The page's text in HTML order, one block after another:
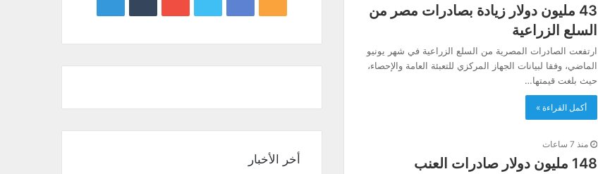
43 مليون دولار زيادة بصادرات مصر من
السلع الزراعية
ارتفعت الصادرات المصرية من السلع الزراعية في شهر يونيو
الماضي، وفقا لبيانات الجهاز المركزي للتعبئة العامة والإحصاء،
حيث بلغت قيمتها…
أكمل القراءة »
منذ 7 ساعات
148 مليون دولار صادرات العنب
أخر الأخبار